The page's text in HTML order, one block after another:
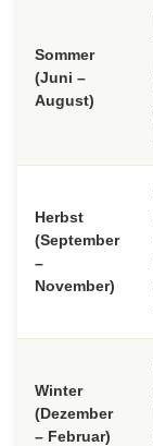
Sommer
(Juni –
August)
Herbst
(September
–
November)
Winter
(Dezember
– Februar)